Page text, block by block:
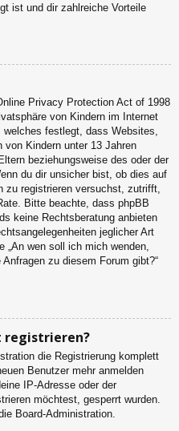
ist und dir zahlreiche Vorteile
Privacy Protection Act of 1998
von Kindern im Internet
festlegt, dass Websites,
von Kindern unter 13 Jahren
beziehungsweise des oder der
du dir unsicher bist, ob dies auf
zu registrieren versuchst, zutrifft,
Bitte beachte, dass phpBB
keine Rechtsberatung anbieten
jeglicher Art
„An wen soll ich mich wenden,
zu diesem Forum gibt?“
registrieren?
die Registrierung komplett
Benutzer mehr anmelden
IP-Adresse oder der
möchtest, gesperrt wurden.
Board-Administration.